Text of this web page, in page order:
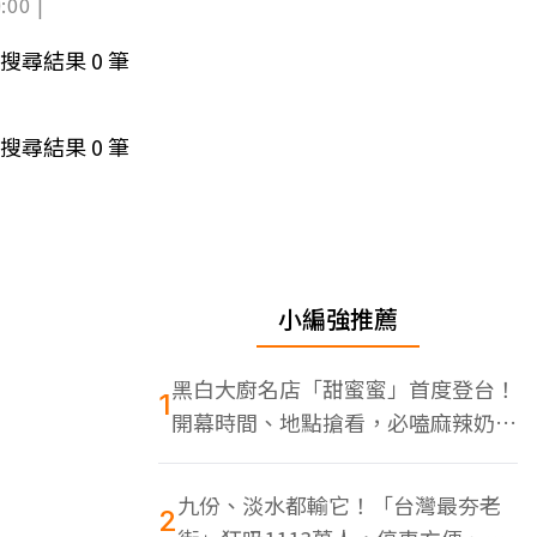
搜尋結果0筆
搜尋結果0筆
小編強推薦
1黑白大廚名店「甜蜜蜜」首度登台！
開幕時間、地點搶看，必嗑麻辣奶油
蝦
2九份、淡水都輸它！「台灣最夯老